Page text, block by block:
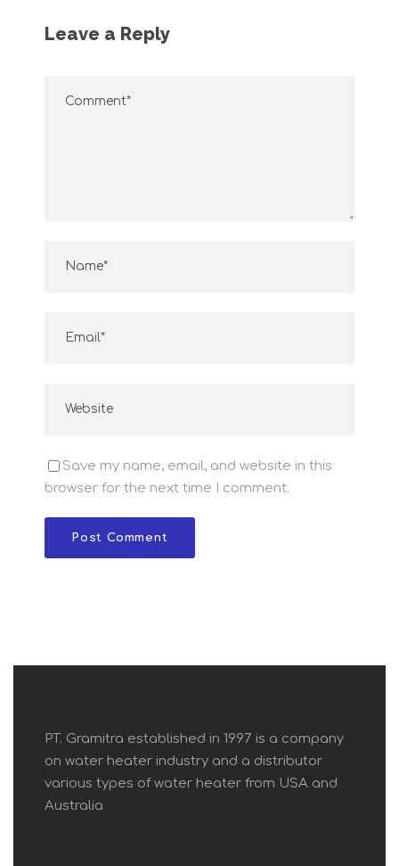
Leave a Reply
Save my name, email, and website in this
browser for the next time I comment.
PT. Gramitra established in 1997 is a company
on water heater industry and a distributor
various types of water heater from USA and
Australia